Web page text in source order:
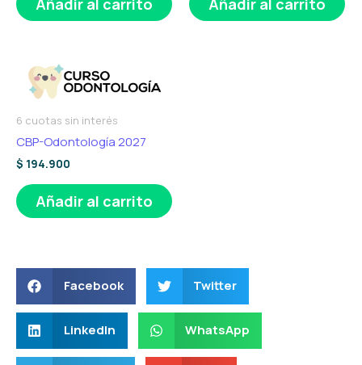
Añadir al carrito Añadir al carrito
6 cuotas sin interés
CBP-Odontología 2027
$ 194.900
Añadir al carrito
Facebook Twitter
LinkedIn WhatsApp